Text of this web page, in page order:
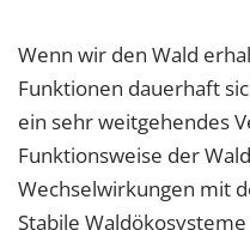
Wenn wir den Wald
Funktionen dauerhaft
ein sehr weitgehendes
Funktionsweise der
Wechselwirkungen mit
Stabile